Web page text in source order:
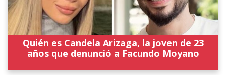
Quién es Candela Arizaga, la joven de 23
años que denunció a Facundo Moyano